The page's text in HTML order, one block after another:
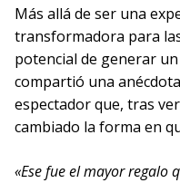
Más allá de ser una
transformadora para
potencial de generar
compartió una
espectador que, tras
cambiado la forma en
«Ese fue el mayor regalo